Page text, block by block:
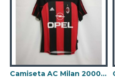
Camiseta AC Milan 2000/2001 Local Retro